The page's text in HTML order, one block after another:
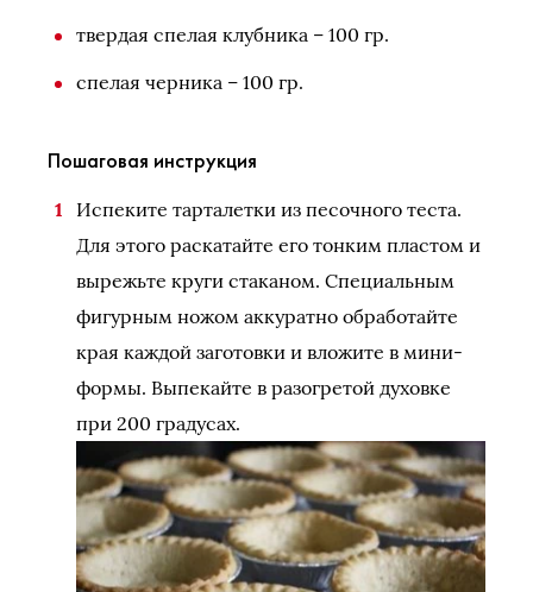
твердая спелая клубника – 100 гр.
спелая черника – 100 гр.
Пошаговая инструкция
Испеките тарталетки из песочного теста.
Для этого раскатайте его тонким пластом и
вырежьте круги стаканом. Специальным
фигурным ножом аккуратно обработайте
края каждой заготовки и вложите в мини-
формы. Выпекайте в разогретой духовке
при 200 градусах.